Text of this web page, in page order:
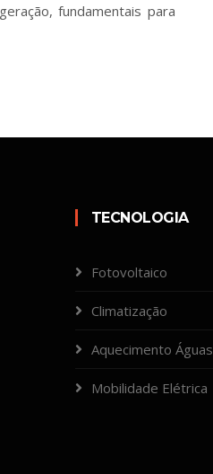
fundamentais para
TECNOLOGIA
Fotovoltaico
Climatização
Aquecimento Águas
Mobilidade Elétrica